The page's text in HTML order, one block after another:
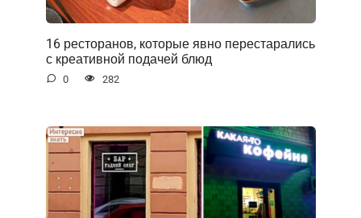
16 ресторанов, которые явно перестарались
с креативной подачей блюд
0 282